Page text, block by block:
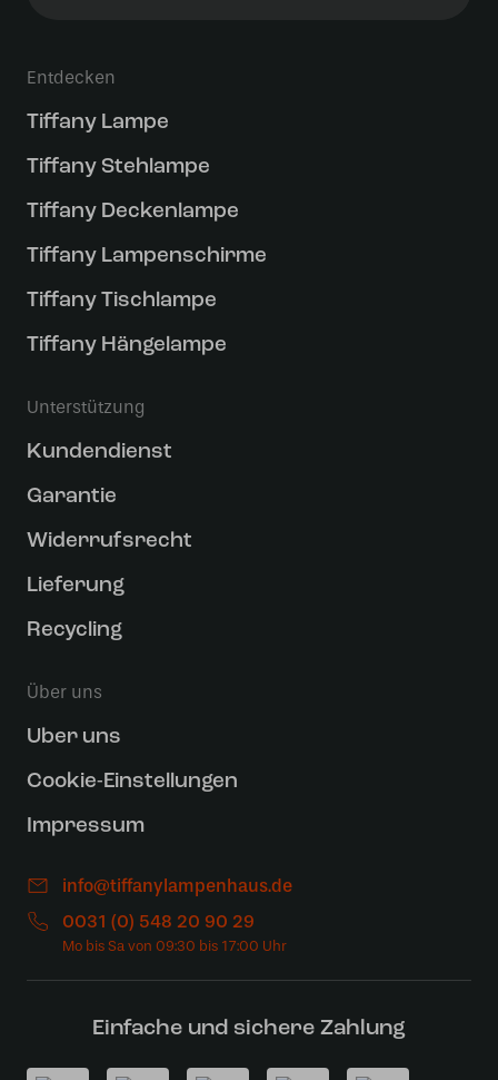
Entdecken
Tiffany Lampe
Tiffany Stehlampe
Tiffany Deckenlampe
Tiffany Lampenschirme
Tiffany Tischlampe
Tiffany Hängelampe
Unterstützung
Kundendienst
Garantie
Widerrufsrecht
Lieferung
Recycling
Über uns
Uber uns
Cookie-Einstellungen
Impressum
info@tiffanylampenhaus.de
0031 (0) 548 20 90 29
Einfache und sichere Zahlung